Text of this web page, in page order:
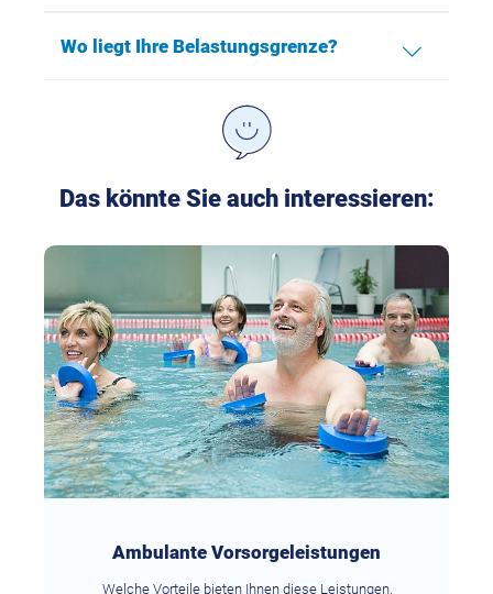
Wo liegt Ihre Belastungsgrenze?
Das könnte Sie auch interessieren:
Ambulante Vorsorgeleistungen
Welche Vorteile bieten Ihnen diese Leistungen,